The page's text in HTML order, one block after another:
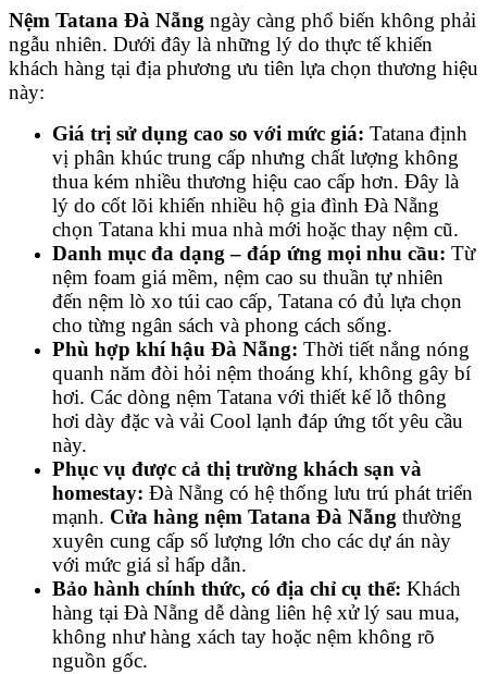
Nệm Tatana Đà Nẵng ngày càng phổ biến không phải
ngẫu nhiên. Dưới đây là những lý do thực tế khiến
khách hàng tại địa phương ưu tiên lựa chọn thương hiệu
này:
Giá trị sử dụng cao so với mức giá: Tatana định
vị phân khúc trung cấp nhưng chất lượng không
thua kém nhiều thương hiệu cao cấp hơn. Đây là
lý do cốt lõi khiến nhiều hộ gia đình Đà Nẵng
chọn Tatana khi mua nhà mới hoặc thay nệm cũ.
Danh mục đa dạng – đáp ứng mọi nhu cầu: Từ
nệm foam giá mềm, nệm cao su thuần tự nhiên
đến nệm lò xo túi cao cấp, Tatana có đủ lựa chọn
cho từng ngân sách và phong cách sống.
Phù hợp khí hậu Đà Nẵng: Thời tiết nắng nóng
quanh năm đòi hỏi nệm thoáng khí, không gây bí
hơi. Các dòng nệm Tatana với thiết kế lỗ thông
hơi dày đặc và vải Cool lạnh đáp ứng tốt yêu cầu
này.
Phục vụ được cả thị trường khách sạn và
homestay: Đà Nẵng có hệ thống lưu trú phát triển
mạnh. Cửa hàng nệm Tatana Đà Nẵng thường
xuyên cung cấp số lượng lớn cho các dự án này
với mức giá sỉ hấp dẫn.
Bảo hành chính thức, có địa chỉ cụ thể: Khách
hàng tại Đà Nẵng dễ dàng liên hệ xử lý sau mua,
không như hàng xách tay hoặc nệm không rõ
nguồn gốc.